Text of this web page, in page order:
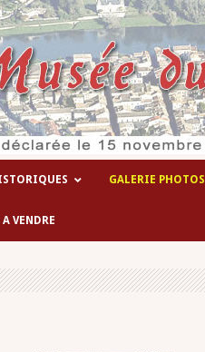
Les hôpitaux temporaires de la 1°
GALERIE PHOTOS
VENDRE